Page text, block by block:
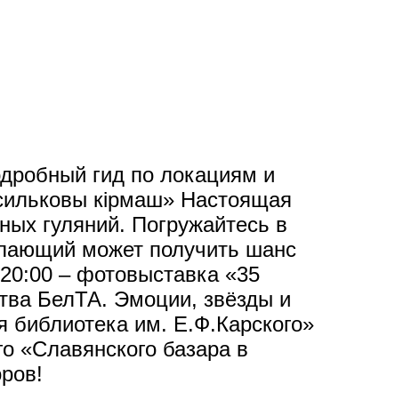
гид по локациям и
кiрмаш» Настоящая
гуляний. Погружайтесь в
может получить шанс
– фотовыставка «35
БелТА. Эмоции, звёзды и
библиотека им. Е.Ф.Карского»
«Славянского базара в